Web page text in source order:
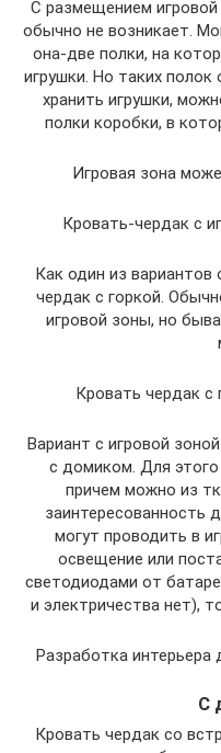
С размещением
обычно не возникает.
она-две полки, на
игрушки. Но таких
хранить игрушки,
полки коробки, в
Игровая зона
Кровать-чердак с
Как один из
чердак с горкой.
игровой зоны, но
Кровать чердак с
Вариант с игровой
с домиком. Для
причем можно из
заинтересованность
могут проводить в
освещение или
светодиодами от
и электричества нет),
Разработка интерьера
С
Кровать чердак со